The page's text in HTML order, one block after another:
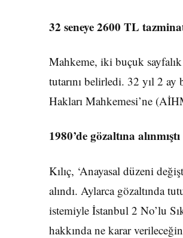
32 seneye 2600 TL
Mahkeme, iki buçuk sayfalık
tutarını belirledi. 32 yıl 2 ay
Hakları Mahkemesi’ne
1980’de gözaltına alınmıştı
Kılıç, ‘Anayasal düzeni
alındı. Aylarca gözaltında
istemiyle İstanbul 2 No’lu
hakkında ne karar